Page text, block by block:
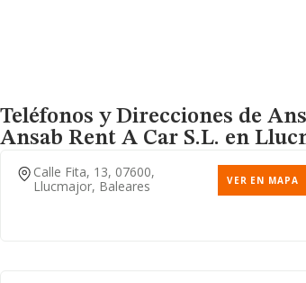
Teléfonos y Direcciones de
Ansab Rent A Car S.l. en
Calle Fita, 13, 07600,
Llucmajor, Baleares
VER EN MAPA